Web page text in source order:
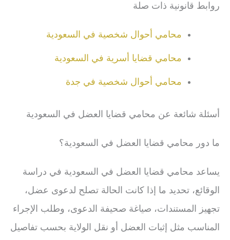
روابط قانونية ذات صلة
محامي أحوال شخصية في السعودية
محامي قضايا أسرية في السعودية
محامي أحوال شخصية في جدة
أسئلة شائعة عن محامي قضايا العضل في السعودية
ما دور محامي قضايا العضل في السعودية؟
يساعد محامي قضايا العضل في السعودية في دراسة
الوقائع، تحديد ما إذا كانت الحالة تصلح لدعوى عضل،
تجهيز المستندات، صياغة صحيفة الدعوى، وطلب الإجراء
المناسب مثل إثبات العضل أو نقل الولاية بحسب تفاصيل